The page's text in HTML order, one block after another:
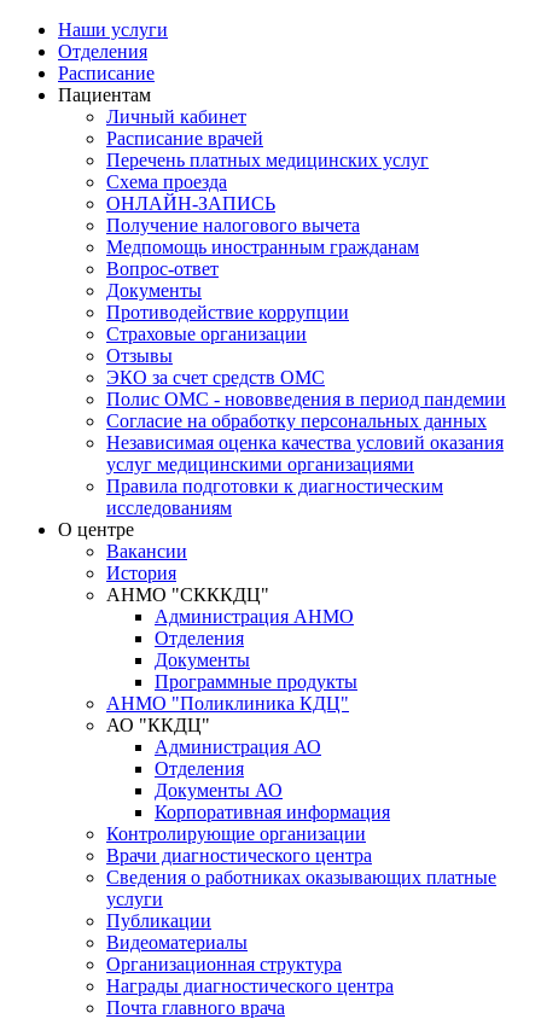
Наши услуги
Отделения
Расписание
Пациентам
Личный кабинет
Расписание врачей
Перечень платных медицинских услуг
Схема проезда
ОНЛАЙН-ЗАПИСЬ
Получение налогового вычета
Медпомощь иностранным гражданам
Вопрос-ответ
Документы
Противодействие коррупции
Страховые организации
Отзывы
ЭКО за счет средств ОМС
Полис ОМС - нововведения в период пандемии
Согласие на обработку персональных данных
Независимая оценка качества условий оказания
услуг медицинскими организациями
Правила подготовки к диагностическим
исследованиям
О центре
Вакансии
История
АНМО "СКККДЦ"
Администрация АНМО
Отделения
Документы
Программные продукты
АНМО "Поликлиника КДЦ"
АО "ККДЦ"
Администрация АО
Отделения
Документы АО
Корпоративная информация
Контролирующие организации
Врачи диагностического центра
Сведения о работниках оказывающих платные
услуги
Публикации
Видеоматериалы
Организационная структура
Награды диагностического центра
Почта главного врача